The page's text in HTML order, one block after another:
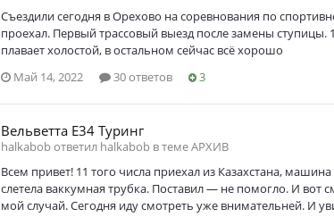
Съездили сегодня в Орехово на соревнования по
проехал. Первый трассовый выезд после замены
плавает холостой, в остальном сейчас всё хорошо
Май 14, 2022
30 ответов 3
Вельветта Е34 Туринг
halkabob ответил halkabob в темеАРХИВ
Всем привет! 11 того числа приехал из Казахстана,
слетела ваккумная трубка. Поставил — не помогло. И
мой случай. Сегодня иду смотреть уже внимательней. И